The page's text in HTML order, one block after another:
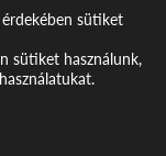
sütiket
sütiket használunk,